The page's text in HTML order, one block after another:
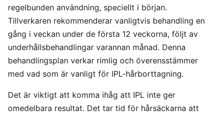
regelbunden användning, speciellt i början.
Tillverkaren rekommenderar vanligtvis behandling en
gång i veckan under de första 12 veckorna, följt av
underhållsbehandlingar varannan månad. Denna
behandlingsplan verkar rimlig och överensstämmer
med vad som är vanligt för IPL-hårborttagning.
Det är viktigt att komma ihåg att IPL inte ger
omedelbara resultat. Det tar tid för hårsäckarna att